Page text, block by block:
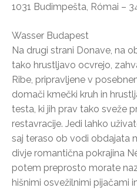
1031 Budimpešta, Római –
Wasser Budapest
Na drugi strani Donave, na
tako hrustljavo ocvrejo,
Ribe, pripravljene v
domači kmečki kruh in
testa, ki jih prav tako sveže
restavracije. Jedi lahko
saj teraso ob vodi obdajata
divje romantična pokrajina
potem preprosto morate
hišnimi osvežilnimi pijačami